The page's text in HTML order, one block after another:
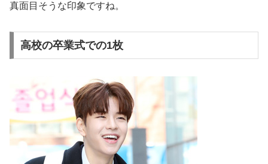
真面目そうな印象ですね。
高校の卒業式での1枚